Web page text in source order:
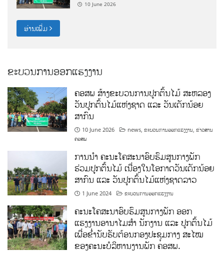
10 June 2026
ອ່ານເພີ່ມ
ຂະບວນການອອກແຮງງານ
ຄອສພ ສ້າງຂະບວນການປູກຕົ້ນໄມ້ ສະຫລອງ
ວັນປູກຕົ້ນໄມ້ແຫ່ງຊາດ ແລະ ວັນເດັກນ້ອຍ
ສາກົນ
10 June 2026 news ,ຂະບວນການອອກແຮງງານ ,ຂ່າວສານ
ຄອສພ
ການນໍາ ຄະນະໂຄສະນາອົບຮົມສູນກາງພັກ
ຮ່ວມປູກຕົ້ນໄມ້ ເນື່ອງໃນໂອກາດວັນເດັກນ້ອຍ
ສາກົນ ແລະ ວັນປູກຕົ້ນໄມ້ແຫ່ງຊາດລາວ
1 June 2024 ຂະບວນການອອກແຮງງານ
ຄະນະໂຄສະນາອົບຮົມສູນກາງພັກ ອອກ
ແຮງງານອານາໄມສໍາ ນັກງານ ແລະ ປູກຕົ້ນໄມ້
ເພື່ອຂໍ່ານັບຮັບຕ້ອນກອງປະຊຸມກາງ ສະໄໝ
ຂອງຄະນະບໍລິຫານງານພັກ ຄອສພ.